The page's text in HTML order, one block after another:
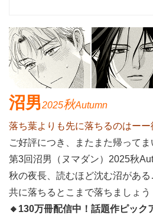
沼男2025秋Autumn
落ち葉よりも先に落ちるのはーー
ご好評につき、またまた帰ってま
第3回沼男（ヌマダン）2025秋
秋の夜長、読むほど沈む沼がある
共に落ちるとこまで落ちましょう
🔸130万冊配信中！話題作ピック